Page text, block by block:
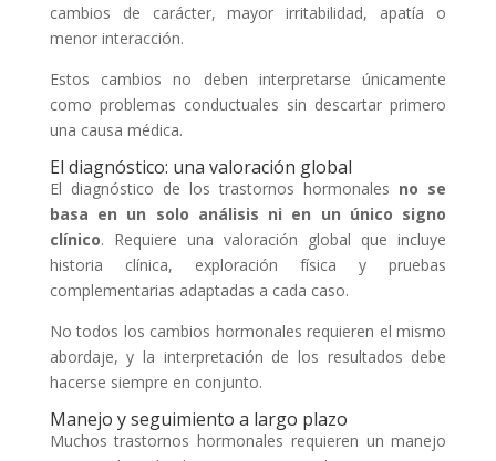
cambios de carácter, mayor irritabilidad, apatía o
menor interacción.
Estos cambios no deben interpretarse únicamente
como problemas conductuales sin descartar primero
una causa médica.
El diagnóstico: una valoración global
El diagnóstico de los trastornos hormonales no se
basa en un solo análisis ni en un único signo
clínico. Requiere una valoración global que incluye
historia clínica, exploración física y pruebas
complementarias adaptadas a cada caso.
No todos los cambios hormonales requieren el mismo
abordaje, y la interpretación de los resultados debe
hacerse siempre en conjunto.
Manejo y seguimiento a largo plazo
Muchos trastornos hormonales requieren un manejo